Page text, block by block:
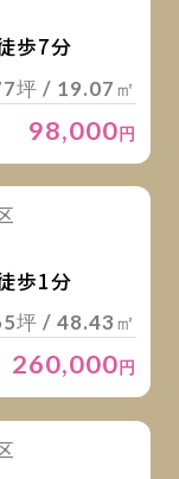
歩7分
坪 / 19.07㎡
98,000円
歩1分
坪 / 48.43㎡
260,000円